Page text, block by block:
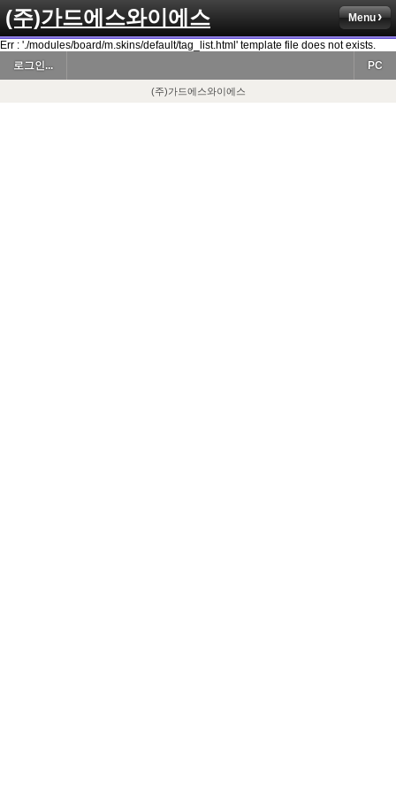
(주)가드에스와이에스 Menu
Err : './modules/board/m.skins/default/tag_list.html' template file does not exists.
로그인...
PC
(주)가드에스와이에스